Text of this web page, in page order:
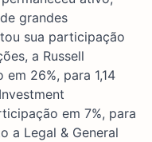
grandes
sua participação
a Russell
26%, para 1,14
em 7%, para
a Legal & General